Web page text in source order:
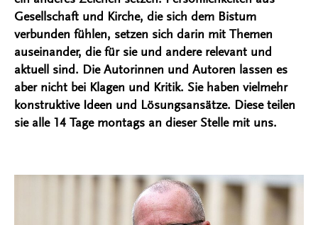
Gesellschaft und Kirche, die sich dem Bistum
verbunden fühlen, setzen sich darin mit Themen
auseinander, die für sie und andere relevant und
aktuell sind. Die Autorinnen und Autoren lassen es
aber nicht bei Klagen und Kritik. Sie haben vielmehr
konstruktive Ideen und Lösungsansätze. Diese teilen
sie alle 14 Tage montags an dieser Stelle mit uns.